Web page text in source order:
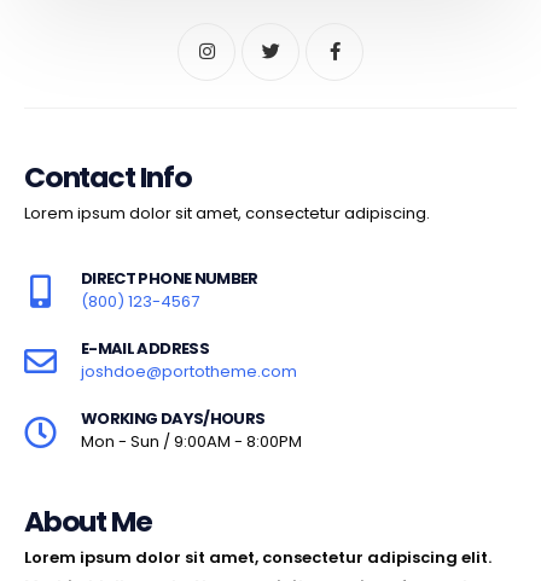
Contact Info
Lorem ipsum dolor sit amet, consectetur adipiscing.
DIRECT PHONE NUMBER
(800) 123-4567
E-MAIL ADDRESS
joshdoe@portotheme.com
WORKING DAYS/HOURS
Mon - Sun / 9:00AM - 8:00PM
About Me
Lorem ipsum dolor sit amet, consectetur adipiscing elit.